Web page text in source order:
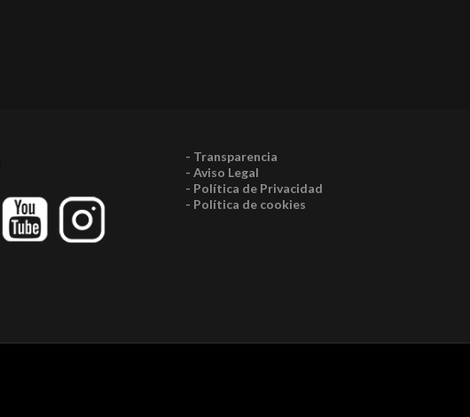
- Transparencia
- Aviso Legal
- Política de Privacidad
- Política de cookies